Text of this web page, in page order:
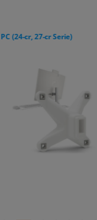
(24-cr, 27-cr Serie)